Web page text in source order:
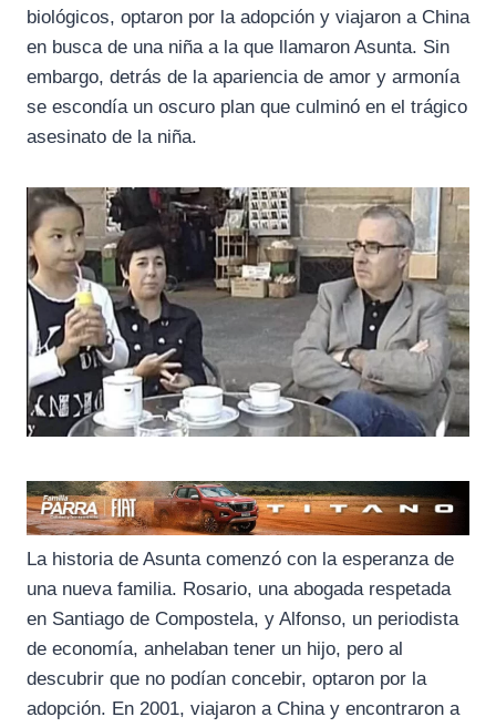
k
m
p
p
biológicos, optaron por la adopción y viajaron a China
en busca de una niña a la que llamaron Asunta. Sin
embargo, detrás de la apariencia de amor y armonía
se escondía un oscuro plan que culminó en el trágico
asesinato de la niña.
La historia de Asunta comenzó con la esperanza de
una nueva familia. Rosario, una abogada respetada
en Santiago de Compostela, y Alfonso, un periodista
de economía, anhelaban tener un hijo, pero al
descubrir que no podían concebir, optaron por la
adopción. En 2001, viajaron a China y encontraron a